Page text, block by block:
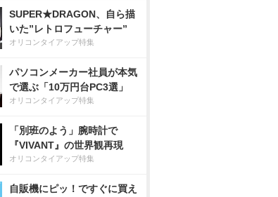
SUPER★DRAGON、自ら描
いた”レトロフューチャー”
オリコンタイアップ特集
パソコンメーカー社員が本気
で選ぶ「10万円台PC3選」
オリコンタイアップ特集
「別班のよう」腕時計で
『VIVANT』の世界観再現
オリコンタイアップ特集
自販機にピッ！ですぐに買え